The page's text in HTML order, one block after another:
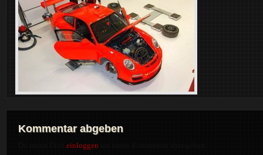
Kommentar abgeben
einloggen